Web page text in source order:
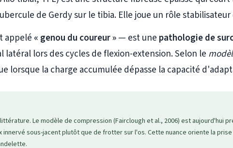
de Gerdy sur le tibia. Elle joue un rôle
appelé « genou du coureur »— est une pathologie de
lors des cycles de flexion-extension. Selon le
lorsque la charge accumulée dépasse la capacité
Le modèle de compression (Fairclough et al., 2006) est aujourd'hui
sous-jacent plutôt que de frotter sur l'os. Cette nuance oriente la